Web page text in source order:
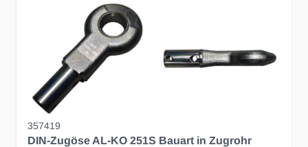
357419
DIN-Zugöse AL-KO 251S Bauart in Zugrohr